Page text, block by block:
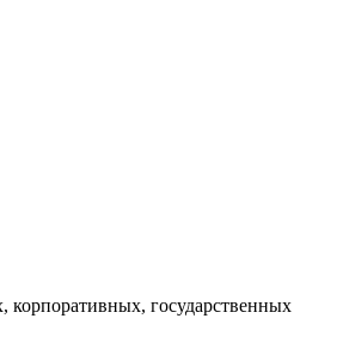
корпоративных, государственных